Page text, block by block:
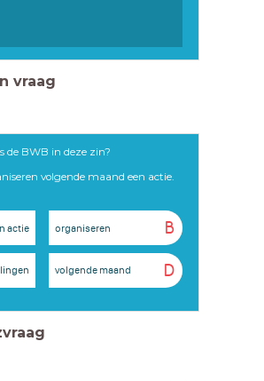
vraag
de BWB in deze zin?
volgende maand een actie.
actie B
organiseren
D
volgende maand